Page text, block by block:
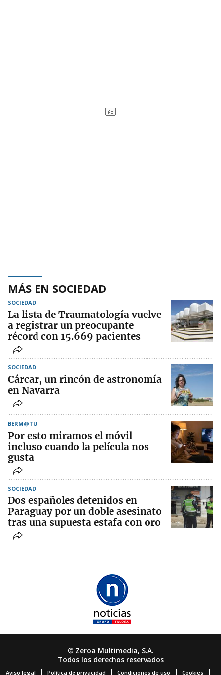
MÁS EN SOCIEDAD
SOCIEDAD
La lista de Traumatología vuelve
a registrar un preocupante
récord con 15.669 pacientes
SOCIEDAD
Cárcar, un rincón de astronomía
en Navarra
BERM@TU
Por esto miramos el móvil
incluso cuando la película nos
gusta
SOCIEDAD
Dos españoles detenidos en
Paraguay por un doble asesinato
tras una supuesta estafa con oro
© Zeroa Multimedia, S.A.
Todos los derechos reservados
Aviso legal Política de privacidad Condiciones de uso Cookies